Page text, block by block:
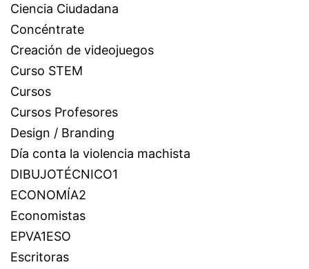
Ciencia Ciudadana
Concéntrate
Creación de videojuegos
Curso STEM
Cursos
Cursos Profesores
Design / Branding
Día conta la violencia machista
DIBUJOTÉCNICO1
ECONOMÍA2
Economistas
EPVA1ESO
Escritoras